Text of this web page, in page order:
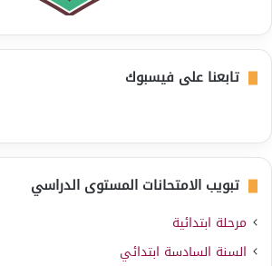
تابعنا على فيسبوك
تبويب الامتحانات المستوى الدراسي
مرحلة ابتدائية
السنة السادسة ابتدائي